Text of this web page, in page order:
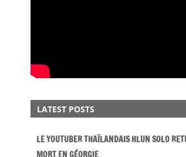
LATEST POSTS
LE YOUTUBER THAÏLANDAIS HLUN SOLO
MORT EN GÉORGIE